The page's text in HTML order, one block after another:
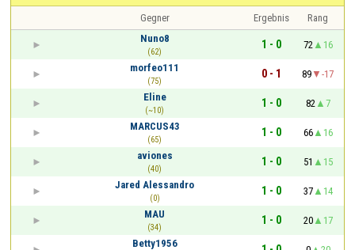
Gegner Ergebnis
Rang
Nuno8
(62)
1 - 0 72
16
morfeo111
(75)
0 - 1 89
-17
Eline
(~10)
1 - 0 82
7
MARCUS43
(65)
1 - 0 66
16
aviones
(40)
1 - 0 51
15
Jared Alessandro
(0)
1 - 0 37
14
MAU
(34)
1 - 0 20
17
Betty1956